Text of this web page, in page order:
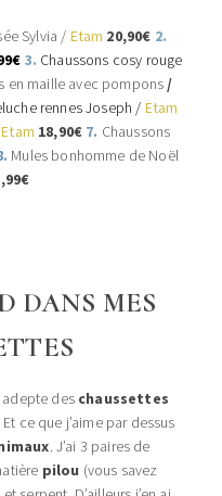
Sylvia / Etam 20,90€ 2.
3. Chaussons cosy rouge
en maille avec pompons /
rennes Joseph / Etam
Etam 18,90€ 7. Chaussons
Mules bonhomme de Noël
DANS MES
adepte des chaussettes
ce que j’aime par dessus
. J’ai 3 paires de
pilou (vous savez